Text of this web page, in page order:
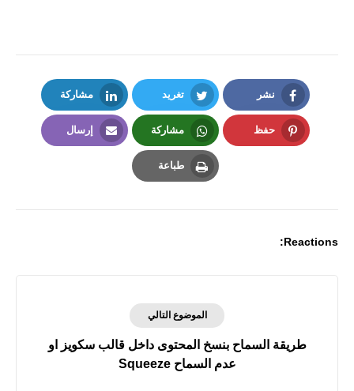
نشر
Facebook
تغريد
Twitter
مشاركة
LinkedIn
حفظ مشاركة
Whatsapp
إرسال
طباعة
Reactions:
الموضوع التالي
طريقة السماح بنسخ المحتوى داخل قالب سكويز او
عدم السماح Squeeze